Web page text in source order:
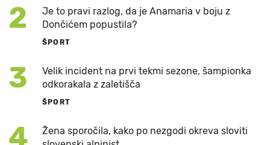
2
Je to pravi razlog, da je Anamaria v boju z
Dončićem popustila?
ŠPORT
3
Velik incident na prvi tekmi sezone, šampionka
odkorakala z zaletišča
ŠPORT
4
Žena sporočila, kako po nezgodi okreva sloviti